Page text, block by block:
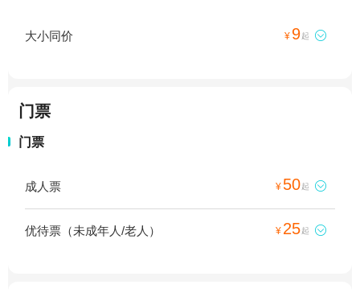
大小同价 ¥ 9起 
门票
门票
成人票 ¥ 50起 
优待票（未成年人/老人） ¥ 25起 